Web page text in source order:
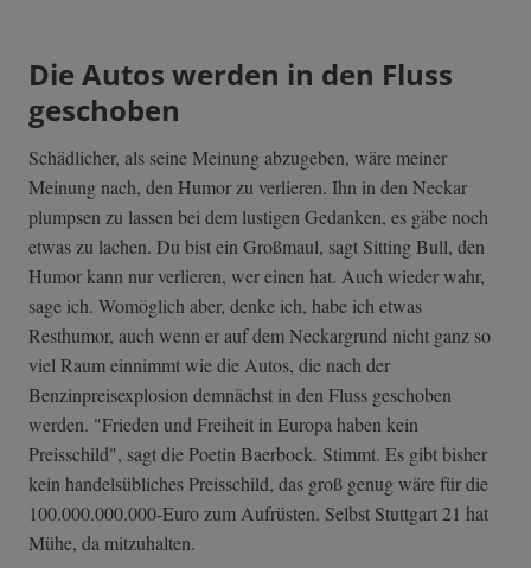
Die Autos werden in den Fluss
geschoben
Schädlicher, als seine Meinung abzugeben, wäre meiner
Meinung nach, den Humor zu verlieren. Ihn in den Neckar
plumpsen zu lassen bei dem lustigen Gedanken, es gäbe noch
etwas zu lachen. Du bist ein Großmaul, sagt Sitting Bull, den
Humor kann nur verlieren, wer einen hat. Auch wieder wahr,
sage ich. Womöglich aber, denke ich, habe ich etwas
Resthumor, auch wenn er auf dem Neckargrund nicht ganz so
viel Raum einnimmt wie die Autos, die nach der
Benzinpreisexplosion demnächst in den Fluss geschoben
werden. "Frieden und Freiheit in Europa haben kein
Preisschild", sagt die Poetin Baerbock. Stimmt. Es gibt bisher
kein handelsübliches Preisschild, das groß genug wäre für die
100.000.000.000-Euro zum Aufrüsten. Selbst Stuttgart 21 hat
Mühe, da mitzuhalten.